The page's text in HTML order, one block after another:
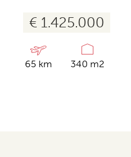
€ 1.425.000
65 km 340 m2